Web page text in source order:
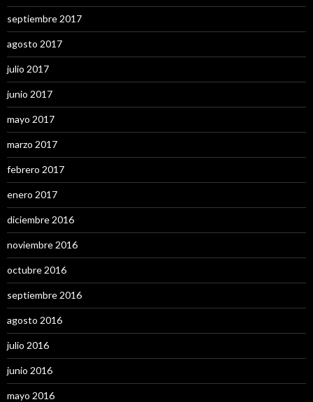
septiembre 2017
agosto 2017
julio 2017
junio 2017
mayo 2017
marzo 2017
febrero 2017
enero 2017
diciembre 2016
noviembre 2016
octubre 2016
septiembre 2016
agosto 2016
julio 2016
junio 2016
mayo 2016